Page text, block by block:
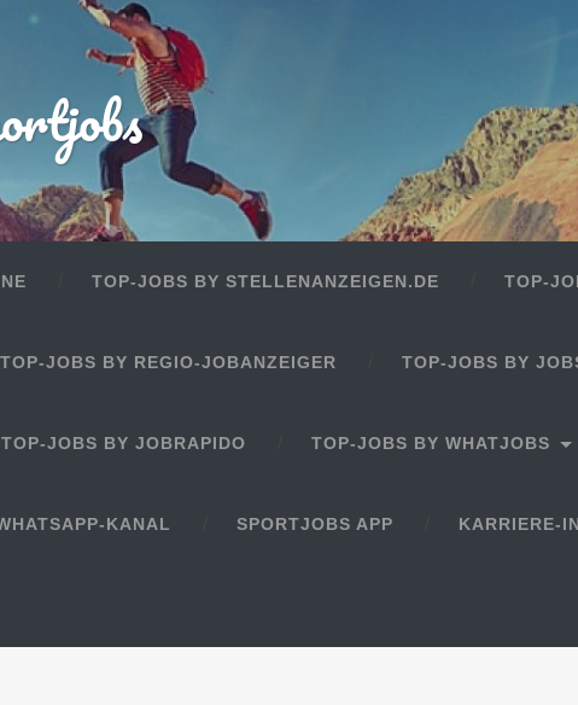
TOP-JOBS BY STELLENANZEIGEN.DE TOP-
TOP-JOBS BY REGIO-JOBANZEIGER TOP-JOBS BY
TOP-JOBS BY JOBRAPIDO TOP-JOBS BY WHATJOBS
KANAL SPORTJOBS APP KARRIERE-